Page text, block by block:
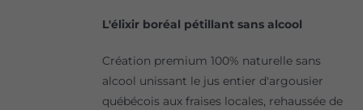
L'élixir boréal pétillant sans alcool
Création premium 100% naturelle sans
alcool unissant le jus entier d'argousier
québécois aux fraises locales, rehaussée de